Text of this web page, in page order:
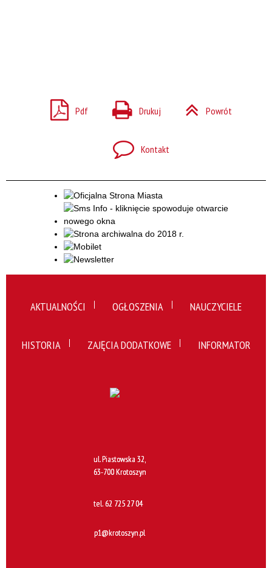
Pdf Drukuj Powrót
Kontakt
AKTUALNOŚCI OGŁOSZENIA NAUCZYCIELE
HISTORIA ZAJĘCIA DODATKOWE INFORMATOR
ul. Piastowska 32,
63-700 Krotoszyn
tel.62 725 27 04
p1@krotoszyn.pl